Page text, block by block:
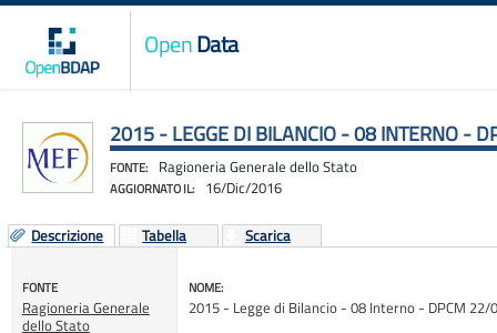
OpenData
2015 - LEGGE DI BILANCIO - 08 INTERNO -
FONTE: Ragioneria Generale dello Stato
AGGIORNATO IL: 16/Dic/2016
Descrizione Tabella Scarica
FONTE
Ragioneria Generale
dello Stato
NOME:
2015 - Legge di Bilancio - 08 Interno - DPCM